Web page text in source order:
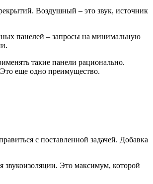
Воздушный – это звук, источник
панелей – запросы на минимальную
такие панели рационально.
Это еще одно преимущество.
с поставленной задачей. Добавка
звукоизоляции. Это максимум, которой